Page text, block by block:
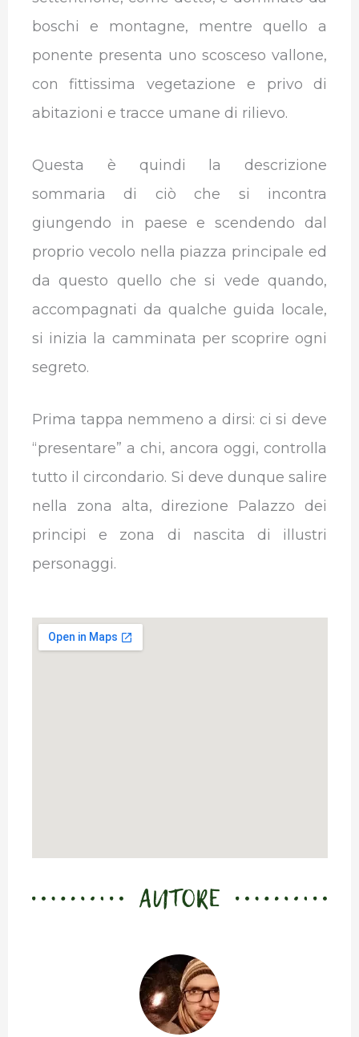
boschi e montagne, mentre quello a
ponente presenta uno scosceso vallone,
con fittissima vegetazione e privo di
abitazioni e tracce umane di rilievo.
Questa è quindi la descrizione
sommaria di ciò che si incontra
giungendo in paese e scendendo dal
proprio vecolo nella piazza principale ed
da questo quello che si vede quando,
accompagnati da qualche guida locale,
si inizia la camminata per scoprire ogni
segreto.
Prima tappa nemmeno a dirsi: ci si deve
“presentare” a chi, ancora oggi, controlla
tutto il circondario. Si deve dunque salire
nella zona alta, direzione Palazzo dei
principi e zona di nascita di illustri
personaggi.
AUTORE